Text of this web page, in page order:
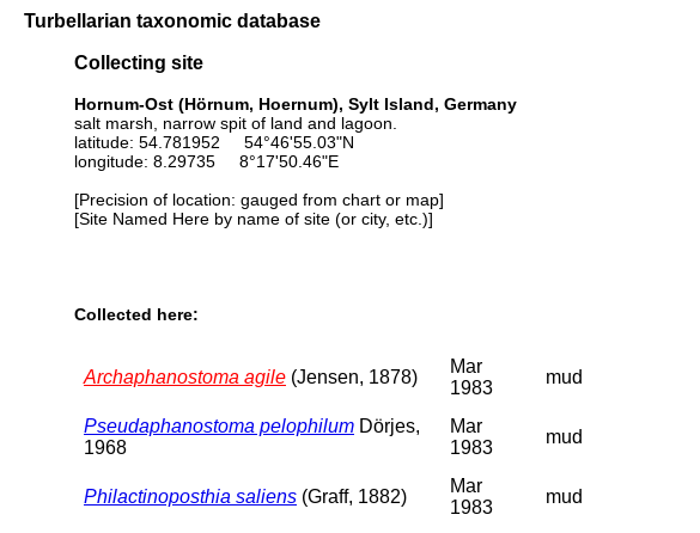
Turbellarian taxonomic database
Collecting site
Hornum-Ost (Hörnum, Hoernum), Sylt Island, Germany
salt marsh, narrow spit of land and lagoon.
latitude: 54.781952 54°46'55.03"N
longitude: 8.29735 8°17'50.46"E
[Precision of location: gauged from chart or map]
[Site Named Here by name of site (or city, etc.)]
Collected here:
Archaphanostoma agile (Jensen, 1878)
Mar
1983
mud
Pseudaphanostoma pelophilum Dörjes,
1968
Mar
1983
mud
Philactinoposthia saliens (Graff, 1882)
Mar
1983
mud